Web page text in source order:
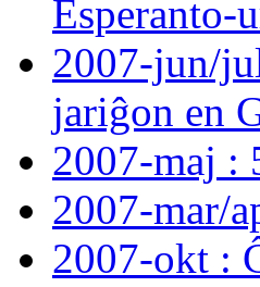
Esperanto-
2007-jun/
jariĝon en
2007-maj :
2007-mar/
2007-okt :